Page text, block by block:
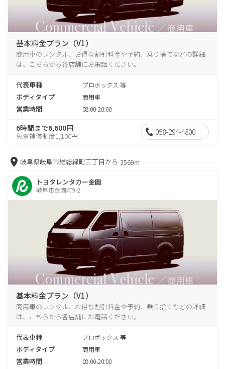
基本料金プラン（V1）
商用車のレンタル、お得な割引料金や予約、乗り捨てなどの詳細
は、こちらから各店舗にお電話ください。
代表車種 プロボックス 等
ボディタイプ 商用車
営業時間 08:00-20:00
6時間まで6,600円
免責補償制度1,100円 058-294-4800
岐阜県岐阜市雄総緑町三丁目から 3569m
トヨタレンタカー金園
岐阜市金園町9-2
基本料金プラン（V1）
商用車のレンタル、お得な割引料金や予約、乗り捨てなどの詳細
は、こちらから各店舗にお電話ください。
代表車種 プロボックス 等
ボディタイプ 商用車
営業時間 08:00-20:00